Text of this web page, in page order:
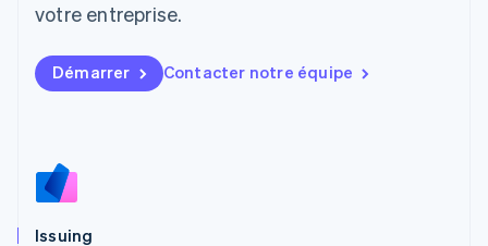
votre entreprise.
Démarrer Contacter notre équipe
Issuing
English
FrançaisDeutschEnglish
Malaisie
Mexique
Español
English